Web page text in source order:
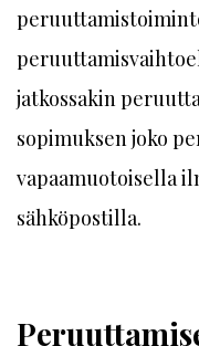
jatkossakin
sopimuksen joko
vapaamuotoisella
sähköpostilla.